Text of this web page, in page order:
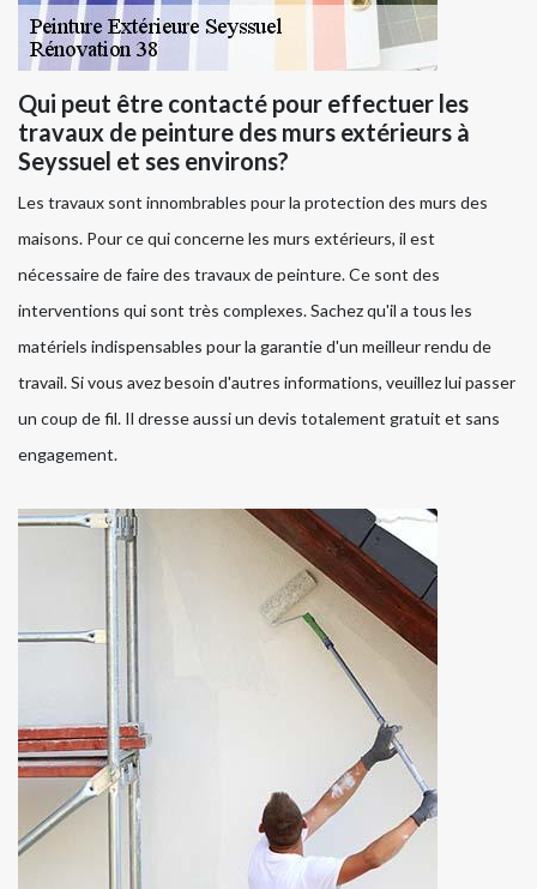
Qui peut être contacté pour effectuer les
travaux de peinture des murs extérieurs à
Seyssuel et ses environs?
Les travaux sont innombrables pour la protection des murs des
maisons. Pour ce qui concerne les murs extérieurs, il est
nécessaire de faire des travaux de peinture. Ce sont des
interventions qui sont très complexes. Sachez qu'il a tous les
matériels indispensables pour la garantie d'un meilleur rendu de
travail. Si vous avez besoin d'autres informations, veuillez lui passer
un coup de fil. Il dresse aussi un devis totalement gratuit et sans
engagement.